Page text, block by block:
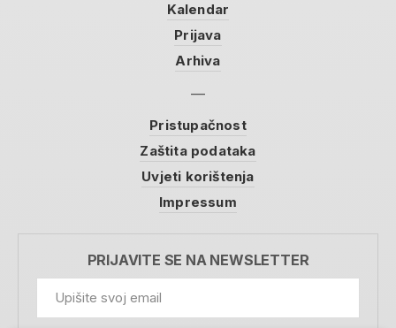
Kalendar
Prijava
Arhiva
Pristupačnost
Zaštita podataka
Uvjeti korištenja
Impressum
PRIJAVITE SE NA NEWSLETTER